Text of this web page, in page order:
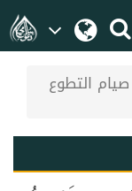
التطوع